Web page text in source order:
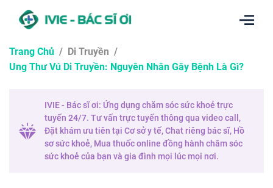
Trang Chủ / Di Truyền /
Ung Thư Vú Di Truyền: Nguyên Nhân Gây Bệnh Là Gì?
IVIE - Bác sĩ ơi: Ứng dụng chăm sóc sức khoẻ trực
tuyến 24/7. Tư vấn trực tuyến thông qua video call,
Đặt khám ưu tiên tại Cơ sở y tế, Chat riêng bác sĩ, Hồ
sơ sức khoẻ, Mua thuốc online đồng hành chăm sóc
sức khoẻ của bạn và gia đình mọi lúc mọi nơi.